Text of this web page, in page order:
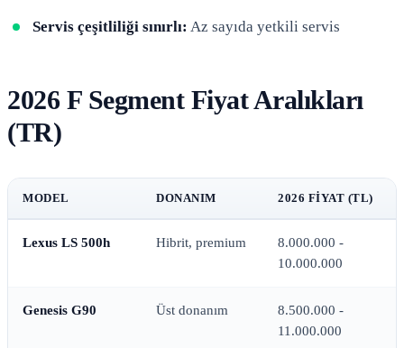
Servis çeşitliliği sınırlı: Az sayıda yetkili servis
2026 F Segment Fiyat Aralıkları
(TR)
MODEL DONANIM 2026 FIYAT (TL)
Lexus LS 500h Hibrit, premium
8.000.000 -
10.000.000
Genesis G90 Üst donanım
8.500.000 -
11.000.000